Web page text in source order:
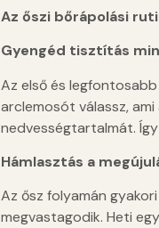
Az őszi bőrápolási
Gyengéd tisztítás
Az első és
arclemosót válassz,
nedvességtartalmát.
Hámlasztás a
Az ősz folyamán
megvastagodik. Heti